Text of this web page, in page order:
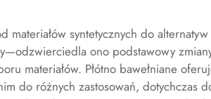
materiałów syntetycznych do
ono podstawowy
materiałów. Płótno bawełniane
do różnych zastosowań, dotychczas